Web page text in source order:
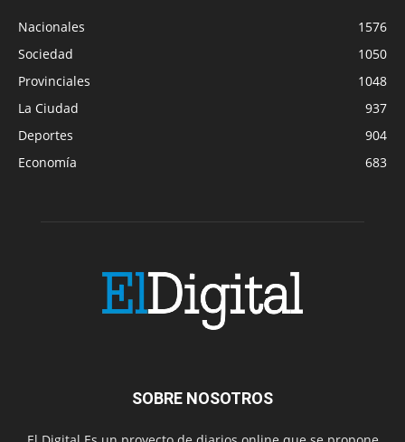
Nacionales
1576
Sociedad
1050
Provinciales
1048
La Ciudad
937
Deportes
904
Economía
683
SOBRE NOSOTROS